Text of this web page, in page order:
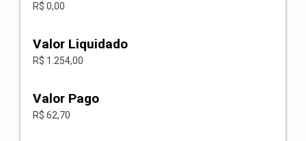
R$ 0,00
Valor Liquidado
R$ 1.254,00
Valor Pago
R$ 62,70